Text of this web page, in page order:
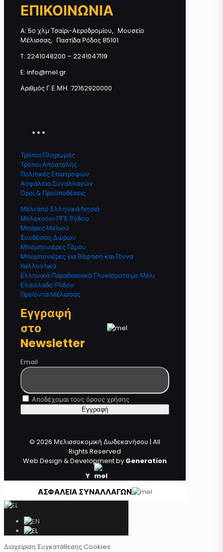
Μελεκούνι ποσότητα
ΕΠΙΚΟΙΝΩΝΙΑ
A: 5ο χλμ Τσαίρι-Αεροδρομίου, Μουσείο
Μέλισσας, Παστίδα Ρόδος 85101
T: 2241048200 – 2241047119
E: info@mel.gr
Αριθμός Γ.Ε.ΜΗ. 72162920000
Τρόποι Πληρωμής
Τρόποι Αποστολής
Πολιτικές Επιστροφών
Ασφάλεια Συναλλαγών
Όροι & Προϋποθέσεις
Μέλι από Ελληνικά Νησιά
Μελεκούνι ΠΓΕ Ρόδου
Μπάρες Μελιού
Συνθέσεις Δώρων
Μπομπονιέρες Γάμου
Μπομπονιέρες για Βάφτιση και Γέννα
Καλλυντικά
Ελληνικά Παραδοσιακά Γλυκίσματα με Μέλι
Ελαιόλαδο Ρόδου
Προϊόντα Μέλισσας
Εγγραφή
στο
Newsletter
Email
Αποδέχομαι τους όρους χρήσης
© 2026 Μελισσοκομική Δωδεκανήσου | All
Rights Reserved
Web Design & Development by Generation
Y
ΑΣΦΑΛΕΙΑ ΣΥΝΑΛΛΑΓΩΝ
Διαχείριση Συγκατάθεσης Cookies